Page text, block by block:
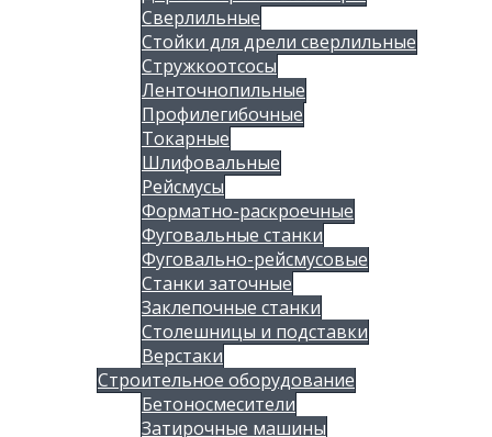
Сверлильные
Стойки для дрели сверлильные
Стружкоотсосы
Ленточнопильные
Профилегибочные
Токарные
Шлифовальные
Рейсмусы
Форматно-раскроечные
Фуговальные станки
Фуговально-рейсмусовые
Станки заточные
Заклепочные станки
Столешницы и подставки
Верстаки
Строительное оборудование
Бетоносмесители
Затирочные машины